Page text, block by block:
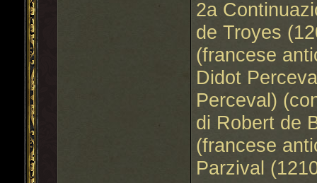
2a
de Troyes
(francese
Didot
Perceval)
di Robert de
(francese
Parzival